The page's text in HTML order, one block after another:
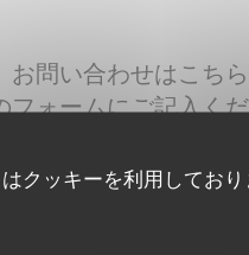
クッキーを利用してお
お問い合わせはこちら
フォームにご記入く